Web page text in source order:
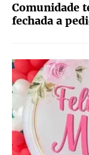
Comunidade
fechada a